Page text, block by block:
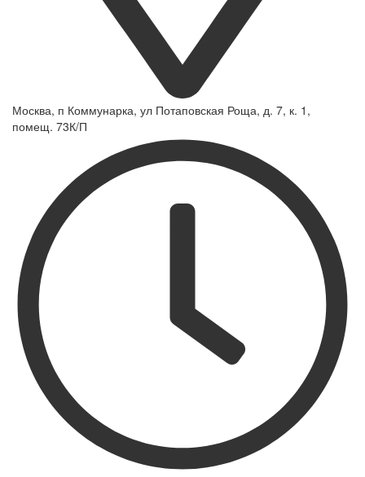
Москва, п Коммунарка, ул Потаповская Роща, д. 7, к. 1,
помещ. 73К/П